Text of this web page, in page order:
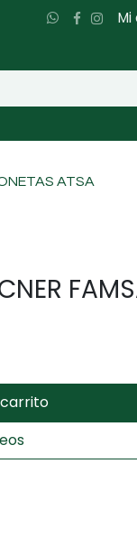
Mi
ATSA